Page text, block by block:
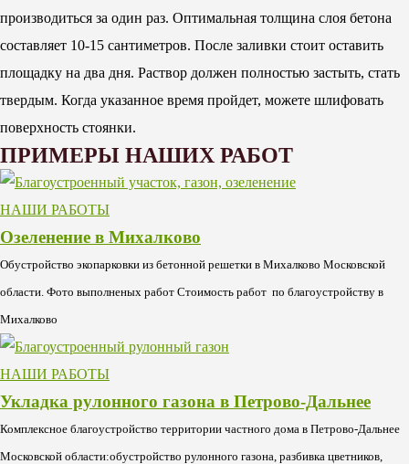
производиться за один раз. Оптимальная толщина слоя бетона
составляет 10-15 сантиметров. После заливки стоит оставить
площадку на два дня. Раствор должен полностью застыть, стать
твердым. Когда указанное время пройдет, можете шлифовать
поверхность стоянки.
ПРИМЕРЫ НАШИХ РАБОТ
НАШИ РАБОТЫ
Озеленение в Михалково
Обустройство экопарковки из бетонной решетки в Михалково Московской
области. Фото выполненых работ Стоимость работ по благоустройству в
Михалково
НАШИ РАБОТЫ
Укладка рулонного газона в Петрово-Дальнее
Комплексное благоустройство территории частного дома в Петрово-Дальнее
Московской области:обустройство рулонного газона, разбивка цветников,